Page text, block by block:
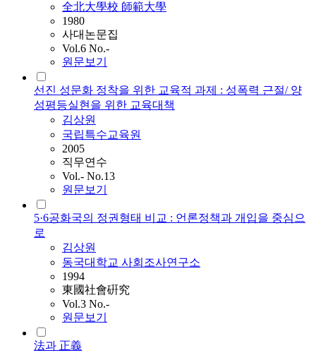
全北大學校 師範大學
1980
사대논문집
Vol.6 No.-
원문보기
선진 성문화 정착을 위한 교육적 과제 : 성폭력 근절/ 양
성평등실현을 위한 교육대책
김상원
국립특수교육원
2005
직무연수
Vol.- No.13
원문보기
5·6공화국의 정권형태 비교 : 언론정책과 개입을 중심으
로
김상원
동국대학교 사회조사연구소
1994
東國社會硏究
Vol.3 No.-
원문보기
法과 正義